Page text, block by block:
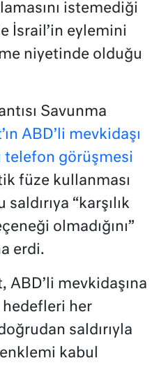
istemediği
İsrail’in eylemini
niyetinde olduğu
Savunma
ABD’li mevkidaşı
telefon görüşmesi
füze kullanması
“karşılık
olmadığını”
erdi.
ABD’li mevkidaşına
hedefleri her
saldırıyla
kabul